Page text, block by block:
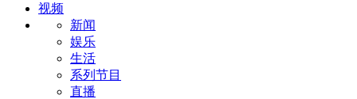
视频
新闻
娱乐
生活
系列节目
直播